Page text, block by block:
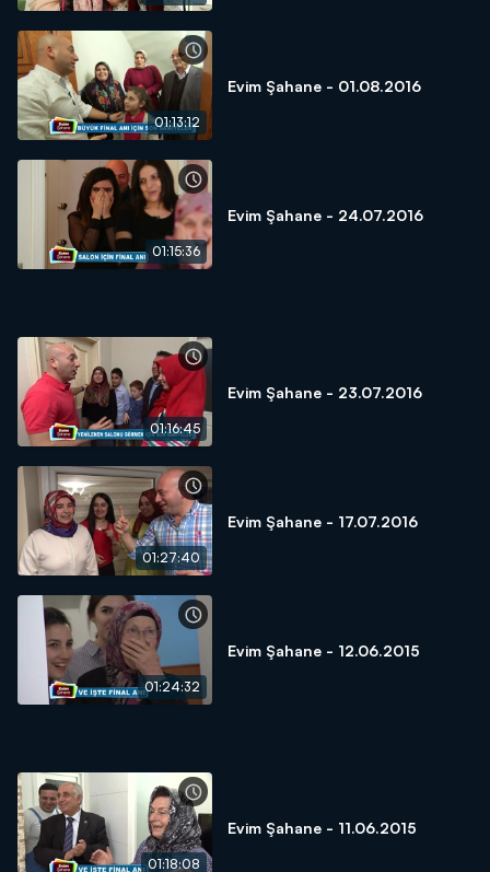
01:13:12
Evim Şahane - 01.08.2016
01:15:36
Evim Şahane - 24.07.2016
01:16:45
Evim Şahane - 23.07.2016
01:27:40
Evim Şahane - 17.07.2016
01:24:32
Evim Şahane - 12.06.2015
01:18:08
Evim Şahane - 11.06.2015